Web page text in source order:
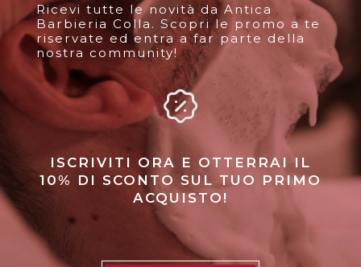
Ricevi tutte le novità da Antica
Barbieria Colla. Scopri le promo a te
riservate ed entra a far parte della
nostra community!
ISCRIVITI ORA E OTTERRAI IL
10% DI SCONTO SUL TUO PRIMO
ACQUISTO!